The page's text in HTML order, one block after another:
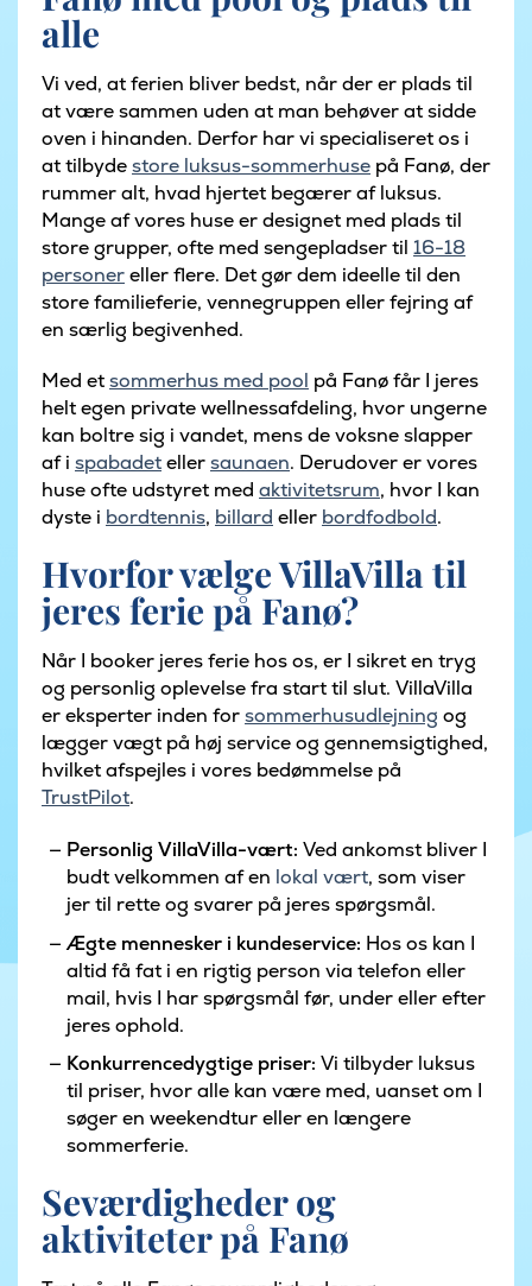
alle
Vi ved, at ferien bliver bedst, når der er plads til
at være sammen uden at man behøver at sidde
oven i hinanden. Derfor har vi specialiseret os i
at tilbydestore luksus-sommerhuse på Fanø, der
rummer alt, hvad hjertet begærer af luksus.
Mange af vores huse er designet med plads til
store grupper, ofte med sengepladser til 16-18
personereller flere. Det gør dem ideelle til den
store familieferie, vennegruppen eller fejring af
en særlig begivenhed.
Med etsommerhus med pool på Fanø får I jeres
helt egen private wellnessafdeling, hvor ungerne
kan boltre sig i vandet, mens de voksne slapper
af i spabadetellersaunaen. Derudover er vores
huse ofte udstyret med aktivitetsrum, hvor I kan
dyste i bordtennis, billard eller bordfodbold.
Hvorfor vælge VillaVilla til
jeres ferie på Fanø?
Når I booker jeres ferie hos os, er I sikret en tryg
og personlig oplevelse fra start til slut. VillaVilla
er eksperter inden forsommerhusudlejning og
lægger vægt på høj service og gennemsigtighed,
hvilket afspejles i vores bedømmelse på
TrustPilot.
Personlig VillaVilla-vært: Ved ankomst bliver I
budt velkommen af en lokal vært, som viser
jer til rette og svarer på jeres spørgsmål.
Ægte mennesker i kundeservice: Hos os kan I
altid få fat i en rigtig person via telefon eller
mail, hvis I har spørgsmål før, under eller efter
jeres ophold.
Konkurrencedygtige priser: Vi tilbyder luksus
til priser, hvor alle kan være med, uanset om I
søger en weekendtur eller en længere
sommerferie.
Seværdigheder og
aktiviteter på Fanø